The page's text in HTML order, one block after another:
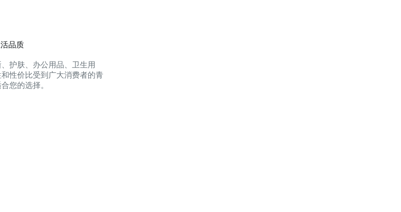
品质
护肤、办公用品、卫生用
性价比受到广大消费者的青
您的选择。